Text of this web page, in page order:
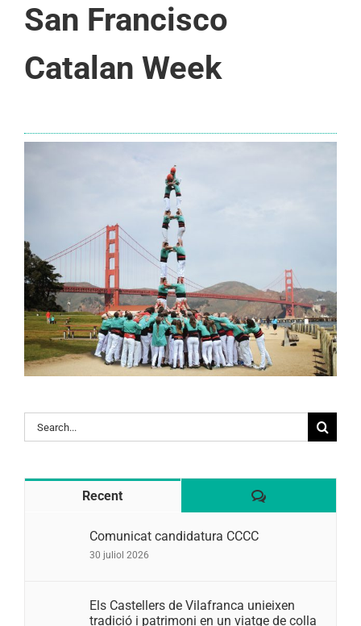
San Francisco
Catalan Week
Search
for:
Recent Comentaris
Comunicat candidatura CCCC
30 juliol 2026
Els Castellers de Vilafranca unieixen
tradició i patrimoni en un viatge de colla